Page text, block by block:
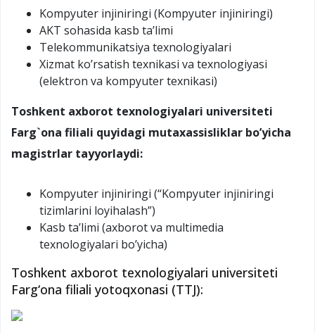
Kompyuter injiniringi (Kompyuter injiniringi)
AKT sohasida kasb ta’limi
Telekommunikatsiya texnologiyalari
Xizmat ko’rsatish texnikasi va texnologiyasi
(elektron va kompyuter texnikasi)
Toshkent axborot texnologiyalari universiteti
Farg`ona filiali quyidagi mutaxassisliklar bo’yicha
magistrlar tayyorlaydi:
Kompyuter injiniringi (“Kompyuter injiniringi
tizimlarini loyihalash”)
Kasb ta’limi (axborot va multimedia
texnologiyalari bo’yicha)
Toshkent axborot texnologiyalari universiteti
Farg‘ona filiali yotoqxonasi (TTJ):